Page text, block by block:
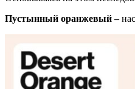
Пустынный оранжевый –